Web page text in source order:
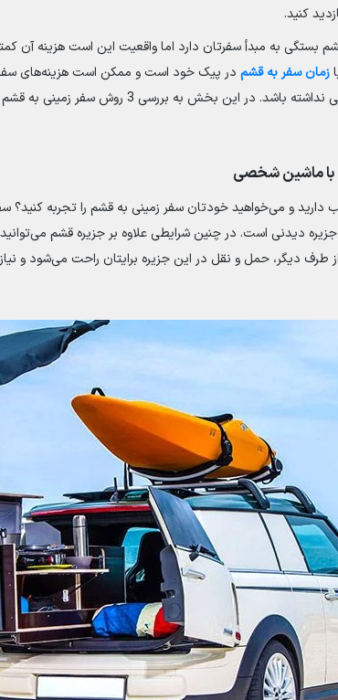
کنید.
بستگی به مبدأ سفرتان دارد اما واقعیت این است هزینه آن
زمان سفر به قشم در پیک خود است و ممکن است هزینه‌های
می‌کنید، تفاوت چندانی نداشته باشد. در
با ماشین شخصی
و می‌خواهید خودتان سفر زمینی به قشم را تجربه
دیدنی است. در چنین شرایطی علاوه بر جزیره قشم
از طرف دیگر، حمل و نقل در این جزیره برایتان راحت می‌شود و